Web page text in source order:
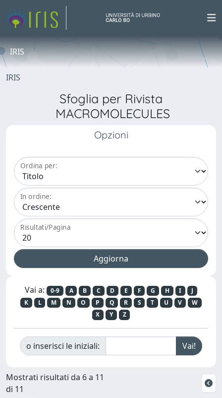
IRIS
IRIS
Sfoglia per Rivista
MACROMOLECULES
Opzioni
Ordina per:
In ordine:
Risultati/Pagina
Vai a: 0-9 A B C D E F G H I
J
K
L M N O P Q R S T U V
W
X
Y Z
o inserisci le iniziali:
Mostrati risultati da 6 a 11
di 11